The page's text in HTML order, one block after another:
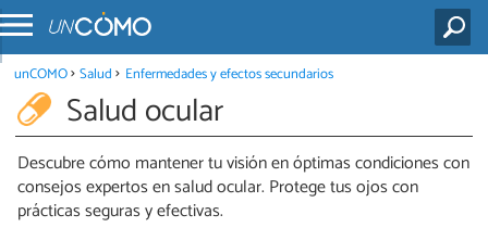
unCOMO Salud Enfermedades y efectos secundarios
Salud ocular
Descubre cómo mantener tu visión en óptimas condiciones con
consejos expertos en salud ocular. Protege tus ojos con
prácticas seguras y efectivas.